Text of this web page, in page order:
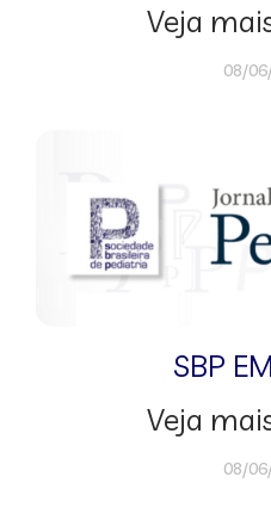
Veja
08/
SBP
Veja
08/